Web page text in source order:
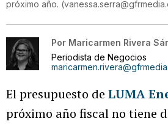
próximo año. (
Por Maricarmen Rivera
Periodista de Negocios
El presupuesto de LUMA
próximo año fiscal no tiene